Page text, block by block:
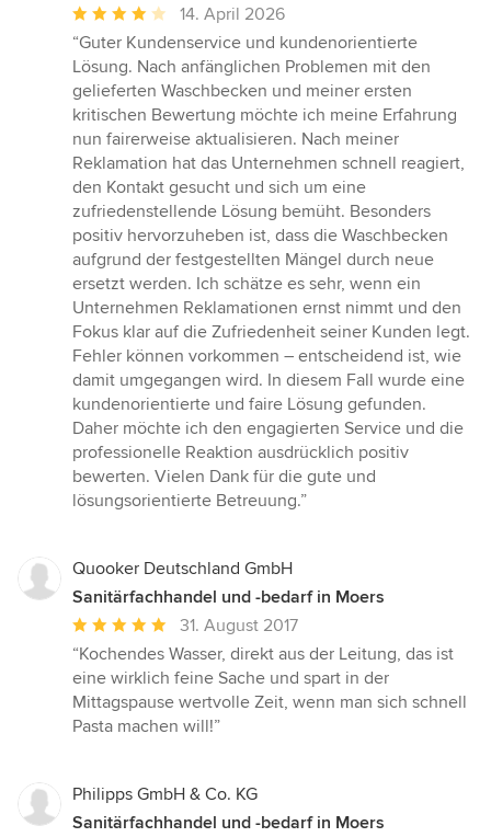
Durchschnittliche
Bewertung:
4
von
5
Sternen
14. April 2026
“Guter Kundenservice und kundenorientierte
Lösung. Nach anfänglichen Problemen mit den
gelieferten Waschbecken und meiner ersten
kritischen Bewertung möchte ich meine Erfahrung
nun fairerweise aktualisieren. Nach meiner
Reklamation hat das Unternehmen schnell reagiert,
den Kontakt gesucht und sich um eine
zufriedenstellende Lösung bemüht. Besonders
positiv hervorzuheben ist, dass die Waschbecken
aufgrund der festgestellten Mängel durch neue
ersetzt werden. Ich schätze es sehr, wenn ein
Unternehmen Reklamationen ernst nimmt und den
Fokus klar auf die Zufriedenheit seiner Kunden legt.
Fehler können vorkommen – entscheidend ist, wie
damit umgegangen wird. In diesem Fall wurde eine
kundenorientierte und faire Lösung gefunden.
Daher möchte ich den engagierten Service und die
professionelle Reaktion ausdrücklich positiv
bewerten. Vielen Dank für die gute und
lösungsorientierte Betreuung.”
Quooker Deutschland GmbH
Sanitärfachhandel und -bedarf in Moers
Durchschnittliche
Bewertung:
5
von
5
31. August 2017
“Kochendes Wasser, direkt aus der Leitung, das ist
eine wirklich feine Sache und spart in der
Mittagspause wertvolle Zeit, wenn man sich schnell
Pasta machen will!”
Philipps GmbH & Co. KG
Sanitärfachhandel und -bedarf in Moers